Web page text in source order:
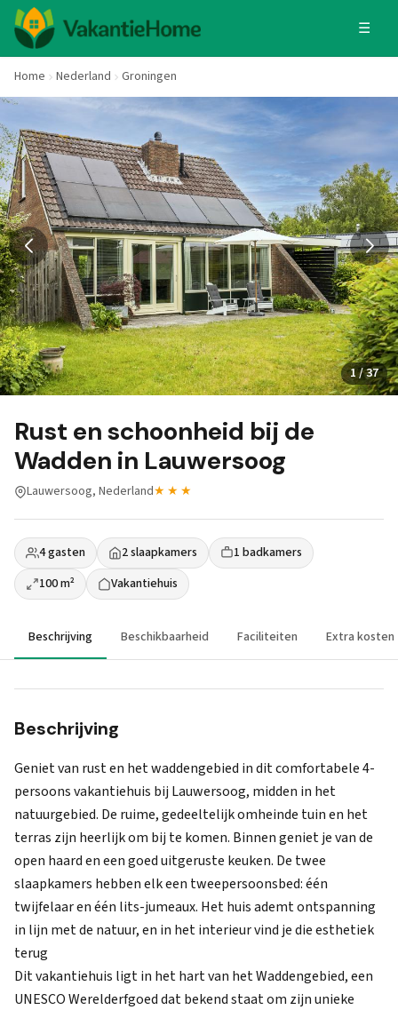
☰
Home Nederland Groningen
1 / 37
Rust en schoonheid bij de
Wadden in Lauwersoog
Lauwersoog, Nederland★★★
4 gasten 2 slaapkamers
1 badkamers
100 m²
Vakantiehuis
Beschrijving Beschikbaarheid Faciliteiten Extra kosten
Beschrijving
Geniet van rust en het waddengebied in dit comfortabele 4-
persoons vakantiehuis bij Lauwersoog, midden in het
natuurgebied. De ruime, gedeeltelijk omheinde tuin en het
terras zijn heerlijk om bij te komen. Binnen geniet je van de
open haard en een goed uitgeruste keuken. De twee
slaapkamers hebben elk een tweepersoonsbed: één
twijfelaar en één lits-jumeaux. Het huis ademt ontspanning
in lijn met de natuur, en in het interieur vind je die esthetiek
terug
Dit vakantiehuis ligt in het hart van het Waddengebied, een
UNESCO Werelderfgoed dat bekend staat om zijn unieke